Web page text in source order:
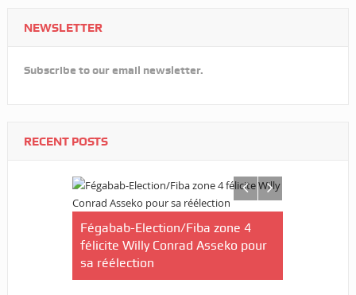
NEWSLETTER
Subscribe to our email newsletter.
RECENT POSTS
Fégabab-Election/Fiba zone 4
félicite Willy Conrad Asseko pour
sa réélection